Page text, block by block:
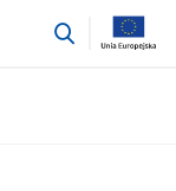
przejdź